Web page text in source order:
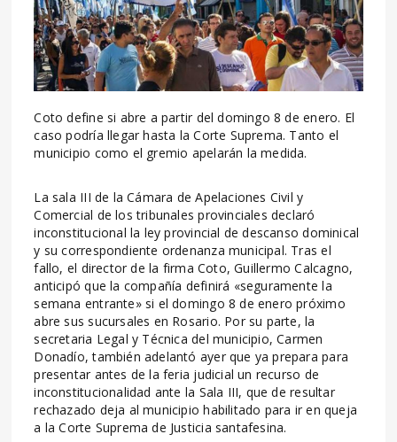
Coto define si abre a partir del domingo 8 de enero. El
caso podría llegar hasta la Corte Suprema. Tanto el
municipio como el gremio apelarán la medida.
La sala III de la Cámara de Apelaciones Civil y
Comercial de los tribunales provinciales declaró
inconstitucional la ley provincial de descanso dominical
y su correspondiente ordenanza municipal. Tras el
fallo, el director de la firma Coto, Guillermo Calcagno,
anticipó que la compañía definirá «seguramente la
semana entrante» si el domingo 8 de enero próximo
abre sus sucursales en Rosario. Por su parte, la
secretaria Legal y Técnica del municipio, Carmen
Donadío, también adelantó ayer que ya prepara para
presentar antes de la feria judicial un recurso de
inconstitucionalidad ante la Sala III, que de resultar
rechazado deja al municipio habilitado para ir en queja
a la Corte Suprema de Justicia santafesina.